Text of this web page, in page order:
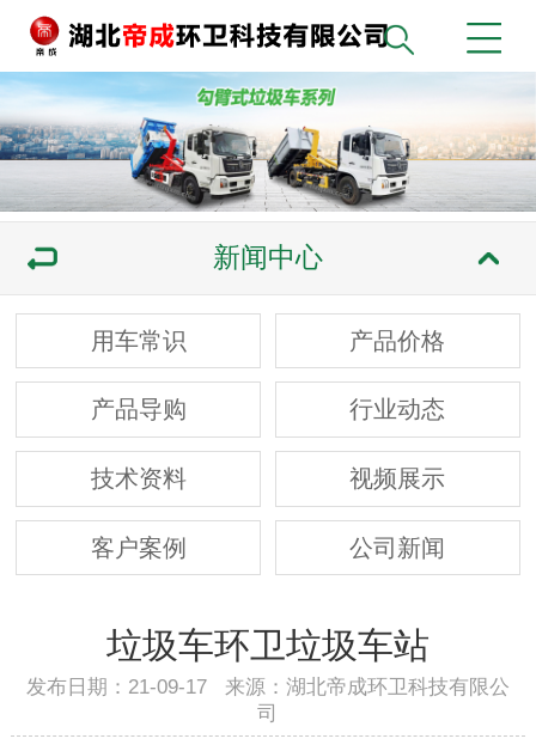
新闻中心
用车常识 产品价格
产品导购 行业动态
技术资料 视频展示
客户案例 公司新闻
垃圾车环卫垃圾车站
发布日期：21-09-17 来源：湖北帝成环卫科技有限公
司